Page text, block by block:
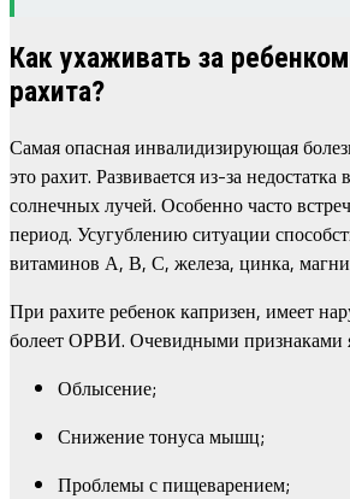
Как ухаживать за
рахита?
Самая опасная инвалидизирующая
это рахит. Развивается из-за
солнечных лучей. Особенно часто
период. Усугублению ситуации
витаминов А, В, С, железа, цинка,
При рахите ребенок капризен, имеет
болеет ОРВИ. Очевидными признаками
Облысение;
Снижение тонуса мышц;
Проблемы с пищеварением;